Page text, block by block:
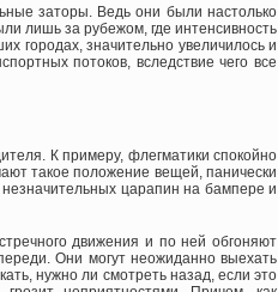
заторы. Ведь они были настолько
лишь за рубежом, где интенсивность
городах, значительно увеличилось и
потоков, вследствие чего все
К примеру, флегматики спокойно
такое положение вещей, панически
царапин на бампере и
движения и по ней обгоняют
Они могут неожиданно выехать
нужно ли смотреть назад, если это